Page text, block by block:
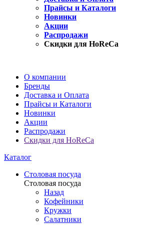
Прайсы и Каталоги
Новинки
Акции
Распродажи
Скидки для HoReCa
О компании
Бренды
Доставка и Оплата
Прайсы и Каталоги
Новинки
Акции
Распродажи
Скидки для HoReCa
Каталог
Столовая посуда
Столовая посуда
Назад
Кофейники
Кружки
Салатники